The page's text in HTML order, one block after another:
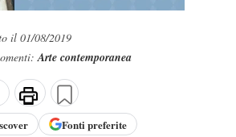
il 01/08/2019
Arte contemporanea
Fonti preferite